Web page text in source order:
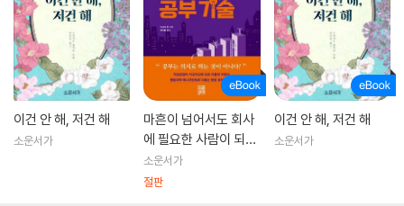
이건 안 해, 저건 해
소운서가
마흔이 넘어서도 회사
에 필요한 사람이 되기
위한 공부 기술
소운서가
절판
이건 안 해, 저건 해
소운서가